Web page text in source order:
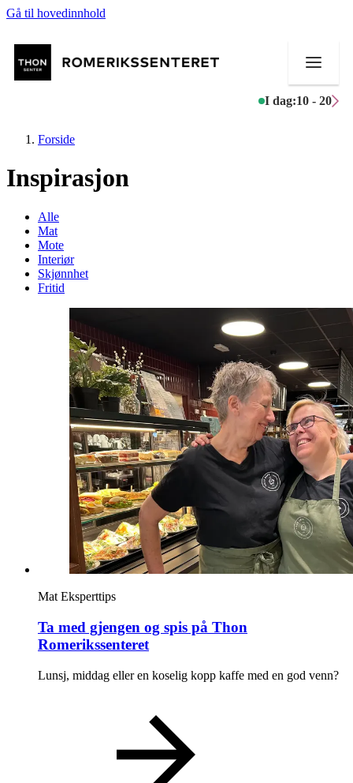
Gå til hovedinnhold
I dag:10 - 20
Butikker
Mat og drikke
Helse
Aktiviteter
Tilbud
Inspirasjon
Åpningstider
Praktisk informasjon
Ledige stillinger
Magasin
Gavekort
Finn frem
Forside
Inspirasjon
Alle
Mat
Mote
Interiør
Skjønnhet
Fritid
Mat Eksperttips
Ta med gjengen og spis på Thon
Romerikssenteret
Lunsj, middag eller en koselig kopp kaffe med en god venn?